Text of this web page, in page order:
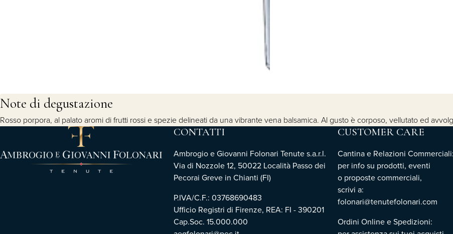
Note di degustazione
Rosso porpora, al palato aromi di frutti rossi e spezie delineati da una vibrante vena balsamica. Al gusto è corposo, vellutato ed
CONTATTI
Ambrogio e Giovanni Folonari Tenute s.a.r.l.
Via di Nozzole 12, 50022 Località Passo dei
Pecorai Greve in Chianti (FI)
P.IVA/C.F.: 03768690483
Ufficio Registri di Firenze, REA: FI - 390201
Cap.Soc. 15.000.000
CUSTOMER CARE
Cantina e Relazioni Commerciali:
per info su prodotti, eventi
o proposte commerciali,
scrivi a:
folonari@tenutefolonari.com
Ordini Online e Spedizioni: